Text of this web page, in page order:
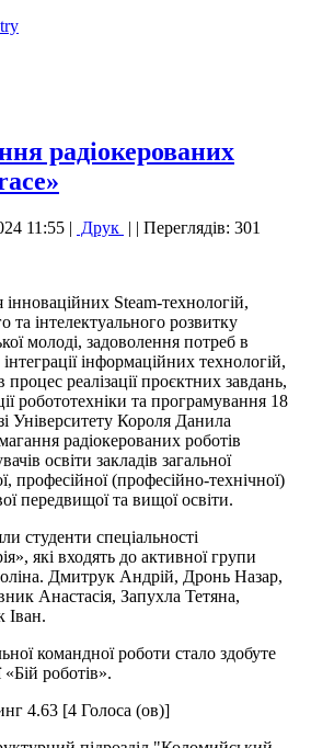
радіокерованих
11:55 | Друк | | Переглядів: 301
Steam-технологій,
та інтелектуального розвитку
молоді, задоволення потреб в
інтеграції інформаційних технологій,
реалізації проєктних завдань,
робототехніки та програмування 18
Університету Короля Данила
радіокерованих роботів
освіти закладів загальної
професійної (професійно-технічної)
передвищої та вищої освіти.
студенти спеціальності
які входять до активної групи
Дмитрук Андрій, Дронь Назар,
Анастасія, Запухла Тетяна,
Іван.
командної роботи стало здобуте
«Бій роботів».
4.63 [4 Голоса (ов)]